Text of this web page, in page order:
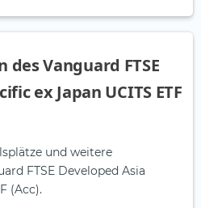
Vanguard FTSE
ex Japan UCITS ETF
und weitere
FTSE Developed Asia
(Acc).